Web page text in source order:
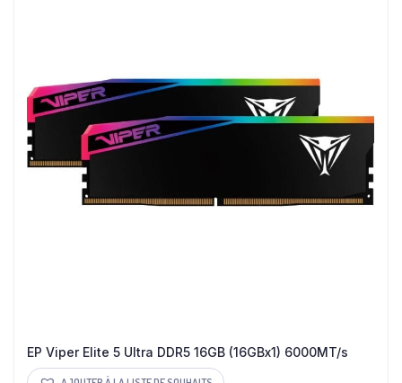
EP Viper Elite 5 Ultra DDR5 16GB (16GBx1) 6000MT/s